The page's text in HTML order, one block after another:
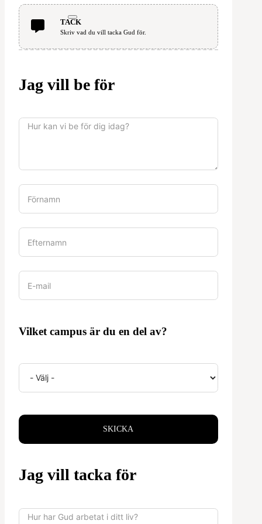
TACK
Skriv vad du vill tacka Gud för.
Jag vill be för
Vilket campus är du en del av?
SKICKA
Jag vill tacka för